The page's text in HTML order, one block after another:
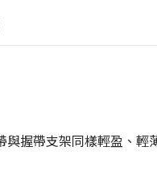
握帶支架同樣輕盈、